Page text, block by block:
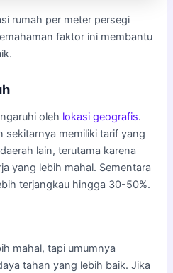
rumah per meter persegi
faktor ini membantu
oleh lokasi geografis.
sekitarnya memiliki tarif yang
lain, terutama karena
yang lebih mahal. Sementara
terjangkau hingga 30-50%.
mahal, tapi umumnya
tahan yang lebih baik. Jika